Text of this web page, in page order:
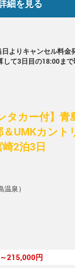
細を見る
よりキャンセル料金
て3日目の18:00ま
タカー付】
UMKカント
2泊3日
泉）
215,000円